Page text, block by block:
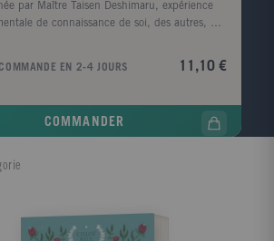
par Maître Taisen Deshimaru, expérience
de connaissance de soi, des autres, du
Comment observer son karma sur le
de la vie à la mort? Comment se concentrer
et ne pas laisser vainement passer le temps?
que nous propose Maître Deshimaru
et au-delà du temps, par l'entraînement du
de la respiration et de l'esprit qu'on devient un
EN 2-4 JOURS 11,10 €
COMMANDER